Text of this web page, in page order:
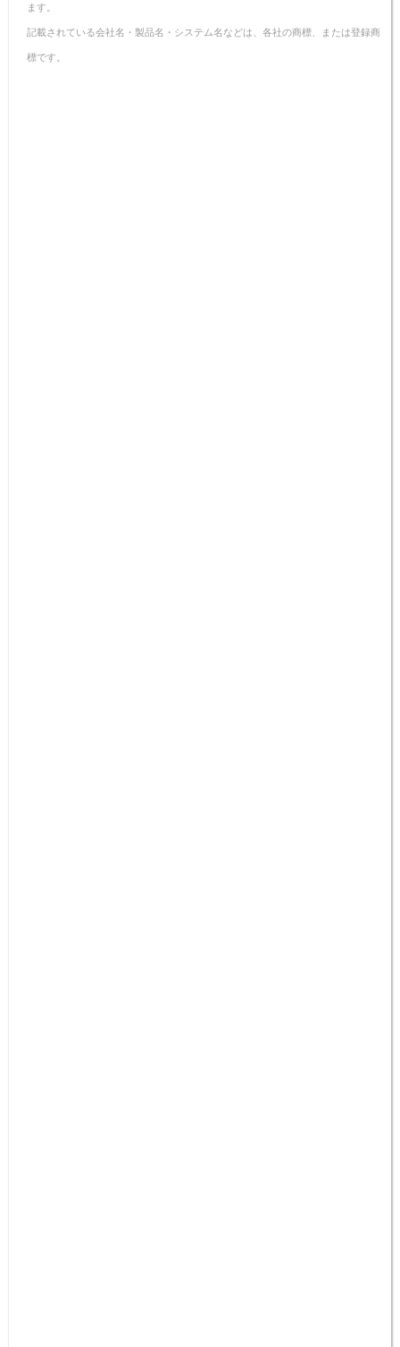
ます。
記載されている会社名・製品名・システム名などは、各社の商標、または登録商
標です。